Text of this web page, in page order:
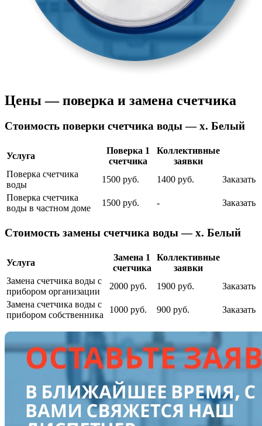
Цены — поверка и замена счетчика
Cтоимость поверки счетчика воды — х. Белый
Услуга
Поверка 1
счетчика
Коллективные
заявки
Поверка счетчика
воды
1500 руб. 1400 руб.
Заказать
Поверка счетчика
воды в частном доме
1500 руб. - Заказать
Cтоимость замены счетчика воды — х. Белый
Услуга
Замена 1
счетчика
Коллективные
заявки
Замена счетчика воды с
прибором организации
2000 руб. 1900 руб.
Заказать
Замена счетчика воды с
прибором собственника
1000 руб. 900 руб. Заказать